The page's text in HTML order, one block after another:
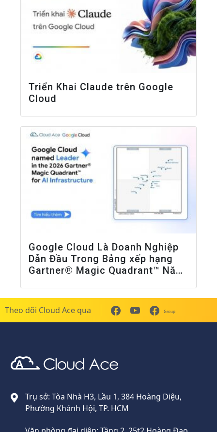
Triển Khai Claude trên Google
Cloud
Google Cloud Là Doanh Nghiệp
Dẫn Đầu Trong Bảng xếp hạng
Gartner® Magic Quadrant™ Năm
Theo dõi Cloud Ace qua Group
Trụ sở: Tòa Nhà H3, Lầu 1, 384 Hoàng Diệu,
Phường Khánh Hội, TP. HCM